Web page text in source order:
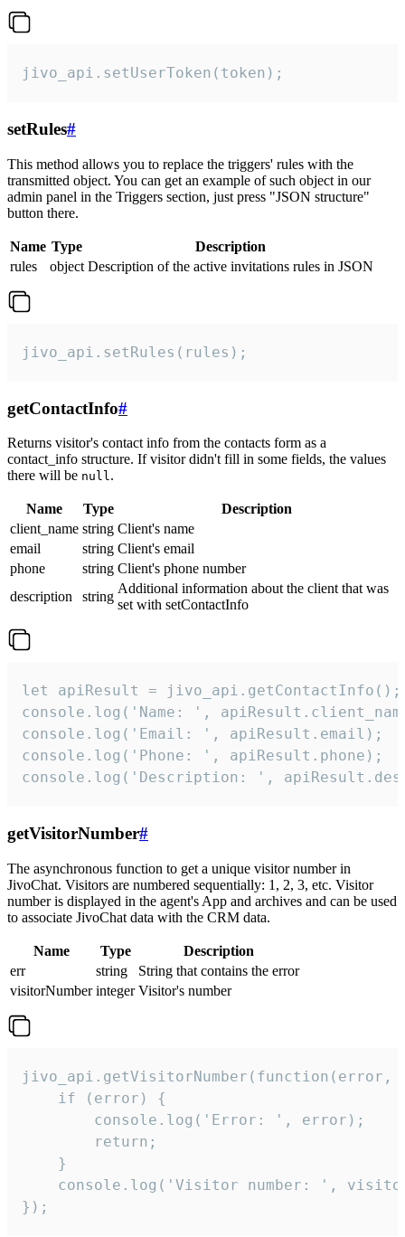
jivo_api.setUserToken(token);
setRules#
This method allows you to replace the triggers' rules with the
transmitted object. You can get an example of such object in our
admin panel in the Triggers section, just press "JSON structure"
button there.
Name Type
Description
rules
object Description of the active invitations rules in JSON
jivo_api.setRules(rules);
getContactInfo#
Returns visitor's contact info from the contacts form as a
contact_info structure. If visitor didn't fill in some fields, the values
there will be null.
Name Type
Description
client_name string Client's name
email
string Client's email
phone
string Client's phone number
description
string
Additional information about the client that was
set with setContactInfo
let apiResult = jivo_api.getContactInfo();
console.log('Name: ',
console.log('Email: ', apiResult.email);
console.log('Phone: ', apiResult.phone);
console.log('Description: ',
getVisitorNumber#
The asynchronous function to get a unique visitor number in
JivoChat. Visitors are numbered sequentially: 1, 2, 3, etc. Visitor
number is displayed in the agent's App and archives and can be used
to associate JivoChat data with the CRM data.
Name Type
Description
err
string
String that contains the error
visitorNumber integer Visitor's number
jivo_api.getVisitorNumber(function(error,
    if (error) {
        console.log('Error: ', error);
        return;
    }
console.log('Visitor number: ',
});